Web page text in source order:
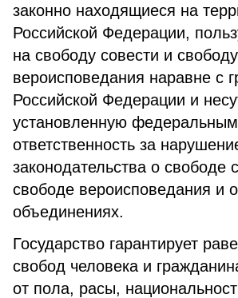
законно находящиеся на
Российской Федерации,
на свободу совести и свободу
вероисповедания наравне с
Российской Федерации и
установленную
ответственность за
законодательства о свободе
свободе вероисповедания и
объединениях.
Государство гарантирует
свобод человека и
от пола, расы,